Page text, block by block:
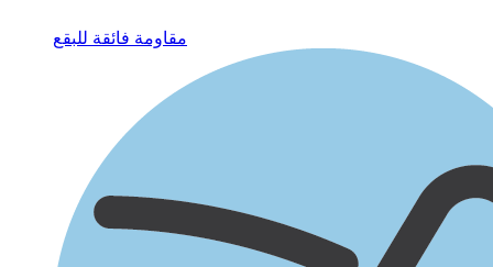
مقاومة فائقة للبقع